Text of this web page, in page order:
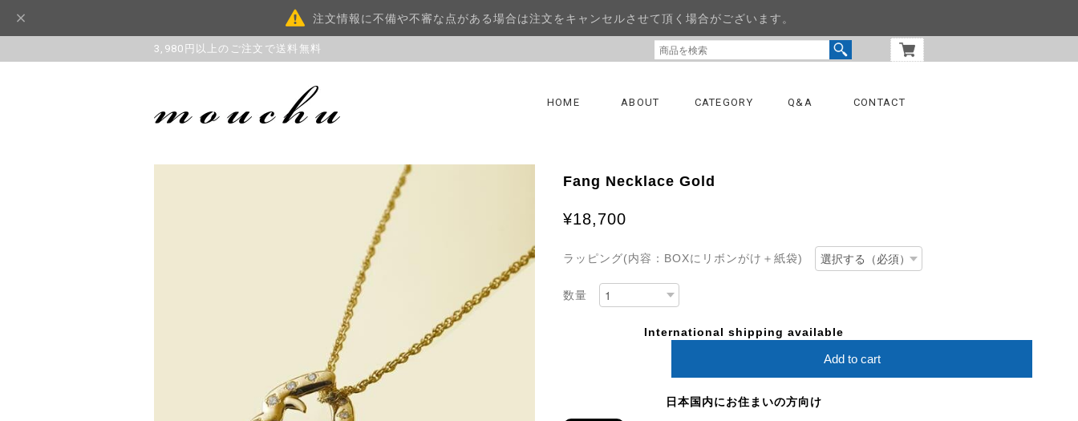
注文情報に不備や不審な点がある場合は注文をキャンセルさせて頂く場合がございます。
3,980円以上のご注文で送料無料
HOME ABOUT CATEGORY Q&A CONTACT
Fang Necklace Gold
¥18,700
ラッピング(内容：BOXにリボンがけ＋紙袋)
数量
International shipping available
Add to cart
日本国内にお住まいの方向け